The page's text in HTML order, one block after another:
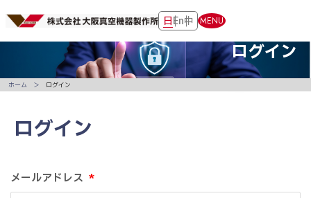
日En中 MENU
ログイン
ログイン
メールアドレス *
ホーム ログイン